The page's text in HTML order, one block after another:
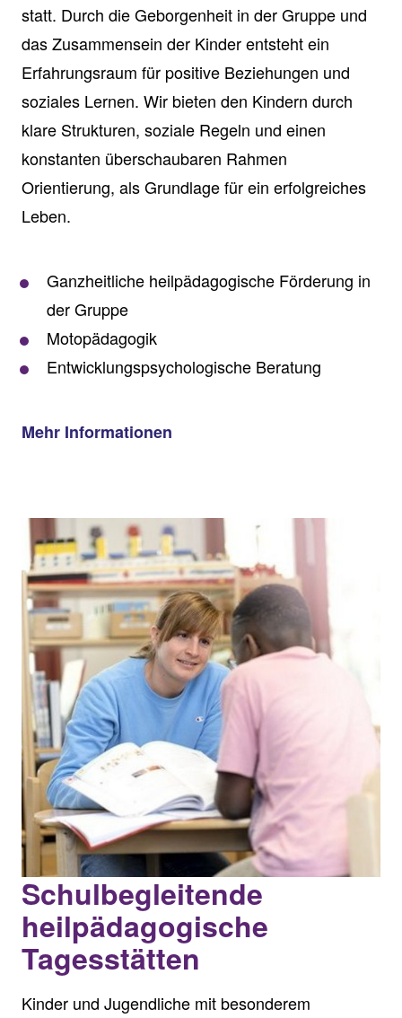
statt. Durch die Geborgenheit in der Gruppe und
das Zusammensein der Kinder entsteht ein
Erfahrungsraum für positive Beziehungen und
soziales Lernen. Wir bieten den Kindern durch
klare Strukturen, soziale Regeln und einen
konstanten überschaubaren Rahmen
Orientierung, als Grundlage für ein erfolgreiches
Leben.
Ganzheitliche heilpädagogische Förderung in
der Gruppe
Motopädagogik
Entwicklungspsychologische Beratung
Mehr Informationen
Schulbegleitende
heilpädagogische
Tagesstätten
Kinder und Jugendliche mit besonderem